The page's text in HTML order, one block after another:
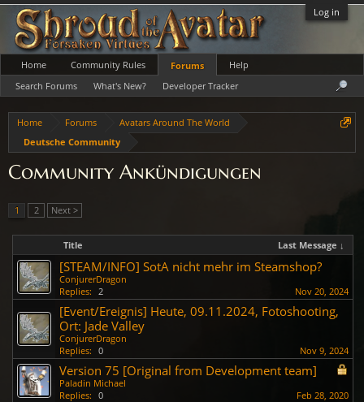
Log in
Home Forums
Avatars Around The World
Deutsche Community
Community Ankündigungen
1 2 Next >
Title Last Message ↓
[STEAM/INFO] SotA nicht mehr im Steamshop?
ConjurerDragon
Replies: 2 Nov 20, 2024
[Event/Ereignis] Heute, 09.11.2024, Fotoshooting,
Ort: Jade Valley
ConjurerDragon
Replies: 0 Nov 9, 2024
Version 75 [Original from Development team]
Paladin Michael
Replies: 0 Feb 28, 2020
Home Community Rules
Forums
Search Forums
What's New? Developer Tracker
Help